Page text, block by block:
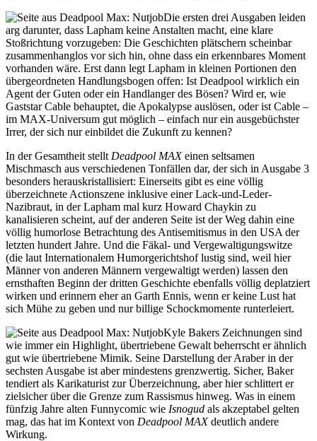
Die ersten drei Ausgaben leiden
arg darunter, dass Lapham keine Anstalten macht, eine klare
Stoßrichtung vorzugeben: Die Geschichten plätschern scheinbar
zusammenhanglos vor sich hin, ohne dass ein erkennbares Moment
vorhanden wäre. Erst dann legt Lapham in kleinen Portionen den
übergeordneten Handlungsbogen offen: Ist Deadpool wirklich ein
Agent der Guten oder ein Handlanger des Bösen? Wird er, wie
Gaststar Cable behauptet, die Apokalypse auslösen, oder ist Cable –
im MAX-Universum gut möglich – einfach nur ein ausgebüchster
Irrer, der sich nur einbildet die Zukunft zu kennen?
In der Gesamtheit stellt Deadpool MAXeinen seltsamen
Mischmasch aus verschiedenen Tonfällen dar, der sich in Ausgabe 3
besonders herauskristallisiert: Einerseits gibt es eine völlig
überzeichnete Actionszene inklusive einer Lack-und-Leder-
Nazibraut, in der Lapham mal kurz Howard Chaykin zu
kanalisieren scheint, auf der anderen Seite ist der Weg dahin eine
völlig humorlose Betrachtung des Antisemitismus in den USA der
letzten hundert Jahre. Und die Fäkal- und Vergewaltigungswitze
(die laut Internationalem Humorgerichtshof lustig sind, weil hier
Männer von anderen Männern vergewaltigt werden) lassen den
ernsthaften Beginn der dritten Geschichte ebenfalls völlig deplatziert
wirken und erinnern eher an Garth Ennis, wenn er keine Lust hat
sich Mühe zu geben und nur billige Schockmomente runterleiert.
Kyle Bakers Zeichnungen sind
wie immer ein Highlight, übertriebene Gewalt beherrscht er ähnlich
gut wie übertriebene Mimik. Seine Darstellung der Araber in der
sechsten Ausgabe ist aber mindestens grenzwertig. Sicher, Baker
tendiert als Karikaturist zur Überzeichnung, aber hier schlittert er
zielsicher über die Grenze zum Rassismus hinweg. Was in einem
fünfzig Jahre alten Funnycomic wie Isnogud als akzeptabel gelten
mag, das hat im Kontext von Deadpool MAXdeutlich andere
Wirkung.